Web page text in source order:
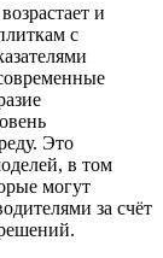
и
с
Это
в том
могут
за счёт